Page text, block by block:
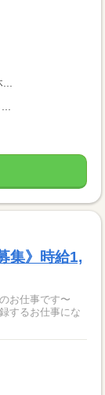
集》時給1,
お仕事です〜
するお仕事にな